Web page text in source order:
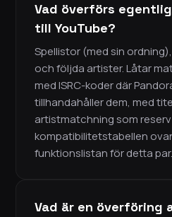
Vad överförs
till YouTube?
Spellistor (med sin
och följda artister. Låtar
med ISRC-koder där
tillhandahåller dem, med
artistmatchning som reserv
kompatibilitetstabellen
funktionslistan för detta par.
Vad är en överföring